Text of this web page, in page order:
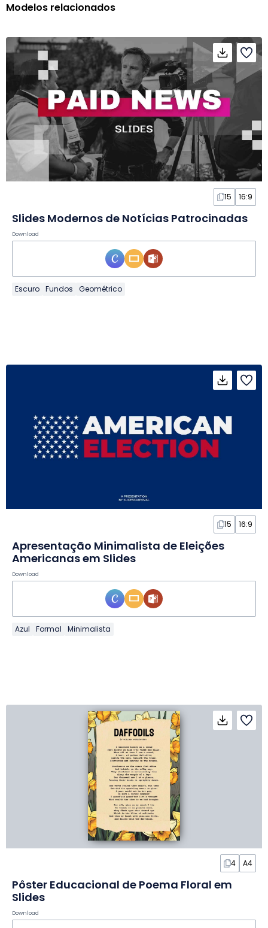
Modelos relacionados
15 16:9
Slides Modernos de Notícias Patrocinadas
Download
Escuro Fundos Geométrico
15 16:9
Apresentação Minimalista de Eleições
Americanas em Slides
Download
Azul Formal Minimalista
4 A4
Pôster Educacional de Poema Floral em
Slides
Download